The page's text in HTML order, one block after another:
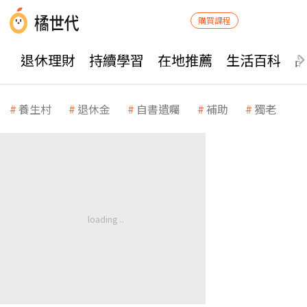
購買課程
退休理財 持續學習 在地推薦 生活百科
養生村 退休金 自書遺囑 補助 獨老